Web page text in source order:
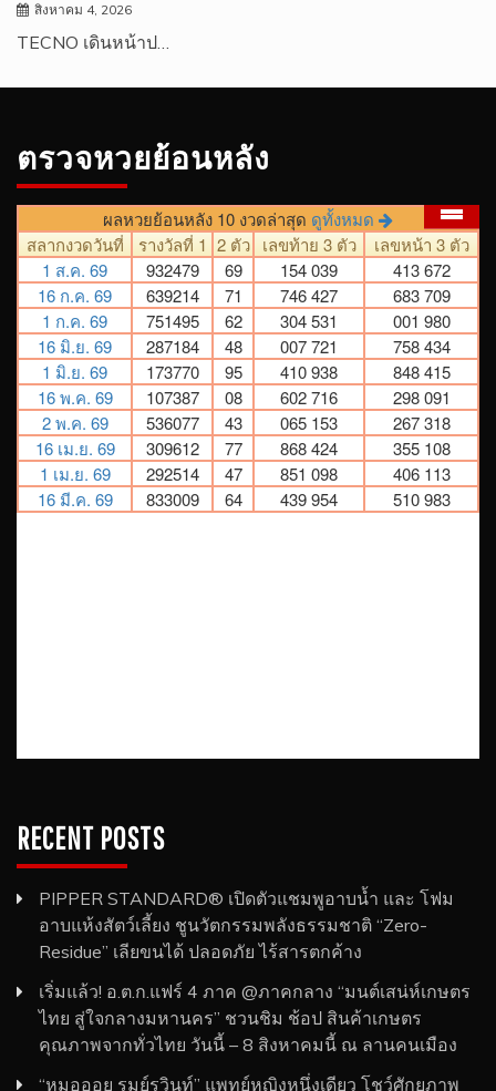
สิงหาคม 4, 2026
TECNO เดินหน้าป…
ตรวจหวยย้อนหลัง
RECENT POSTS
PIPPER STANDARD® เปิดตัวแชมพูอาบน้ำ และ โฟม
อาบแห้งสัตว์เลี้ยง ชูนวัตกรรมพลังธรรมชาติ “Zero-
Residue” เลียขนได้ ปลอดภัย ไร้สารตกค้าง
เริ่มแล้ว! อ.ต.ก.แฟร์ 4 ภาค @ภาคกลาง “มนต์เสน่ห์เกษตร
ไทย สู่ใจกลางมหานคร” ชวนชิม ช้อป สินค้าเกษตร
คุณภาพจากทั่วไทย วันนี้ – 8 สิงหาคมนี้ ณ ลานคนเมือง
“หมอออย รมย์รวินท์” แพทย์หญิงหนึ่งเดียว โชว์ศักยภาพ